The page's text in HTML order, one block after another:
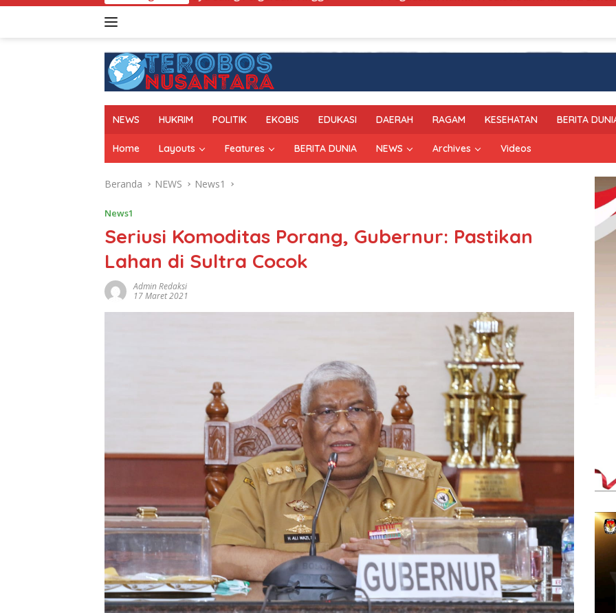
NEWS HUKRIM POLITIK EKOBIS EDUKASI DAERAH RAGAM KESEHATAN BERITA
Home Layouts Features BERITA DUNIA NEWS Archives Videos
Beranda NEWS News1
News1
Seriusi Komoditas Porang, Gubernur: Pastikan
Lahan di Sultra Cocok
Admin Redaksi
17 Maret 2021